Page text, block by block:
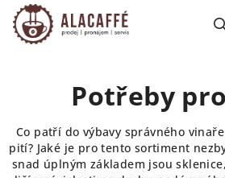
Přejít
na
obsah
Potřeby
Co patří do výbavy správného
pití? Jaké je pro tento sortiment
snad úplným základem jsou